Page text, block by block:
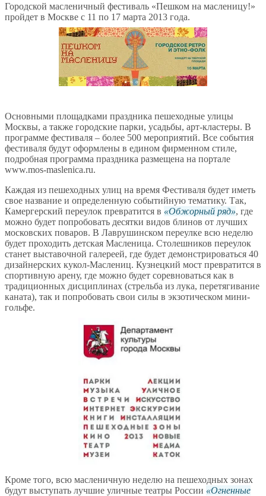
Городской масленичный фестиваль «Пешком на масленицу!»
пройдет в Москве с 11 по 17 марта 2013 года.
Основными площадками праздника пешеходные улицы
Москвы, а также городские парки, усадьбы, арт-кластеры. В
программе фестиваля – более 500 мероприятий. Все события
фестиваля будут оформлены в едином фирменном стиле,
подробная программа праздника размещена на портале
www.mos-maslenica.ru.
Каждая из пешеходных улиц на время Фестиваля будет иметь
свое название и определенную событийную тематику. Так,
Камергерский переулок превратится в
Обжорный ряд , где
можно будет попробовать десятки видов блинов от лучших
московских поваров. В Лаврушинском переулке всю неделю
будет проходить детская Масленица. Столешников переулок
станет выставочной галереей, где будет демонстрироваться 40
дизайнерских кукол-Маслениц. Кузнецкий мост превратится в
спортивную арену, где можно будет соревноваться как в
традиционных дисциплинах (стрельба из лука, перетягивание
каната), так и попробовать свои силы в экзотическом мини-
гольфе.
Кроме того, всю масленичную неделю на пешеходных зонах
будут выступать лучшие уличные театры России
Огненные